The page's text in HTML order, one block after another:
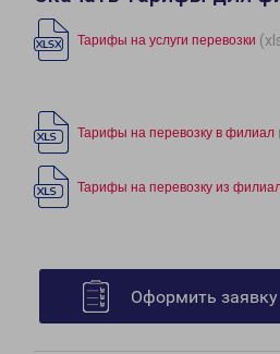
Тарифы на услуги перевозки
Тарифы на перевозку в филиал
Тарифы на перевозку из
Оформить заявку